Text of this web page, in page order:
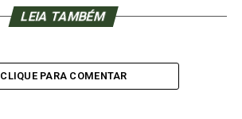
LEIA TAMBÉM
CLIQUE PARA COMENTAR